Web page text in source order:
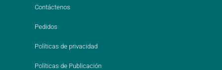
Contáctenos
Pedidos
Políticas de privacidad
Políticas de Publicación